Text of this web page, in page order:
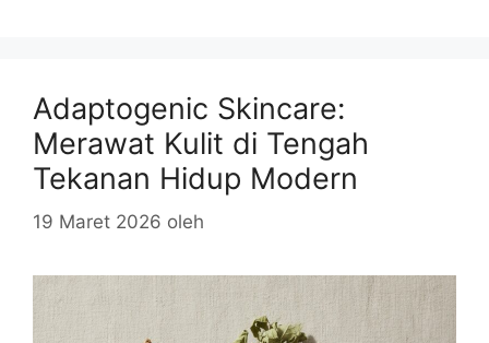
Adaptogenic Skincare:
Merawat Kulit di Tengah
Tekanan Hidup Modern
19 Maret 2026 oleh